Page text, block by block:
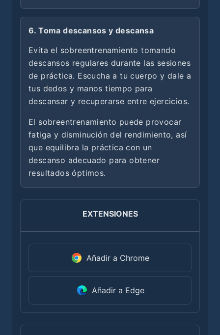
6. Toma descansos y descansa
Evita el sobreentrenamiento tomando
descansos regulares durante las sesiones
de práctica. Escucha a tu cuerpo y dale a
tus dedos y manos tiempo para
descansar y recuperarse entre ejercicios.
El sobreentrenamiento puede provocar
fatiga y disminución del rendimiento, así
que equilibra la práctica con un
descanso adecuado para obtener
resultados óptimos.
EXTENSIONES
Añadir a Chrome
Añadir a Edge